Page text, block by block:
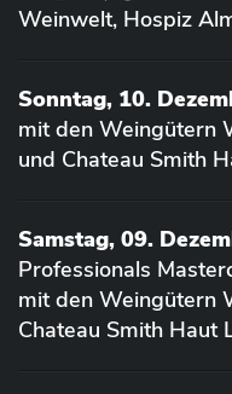
Weinwelt, Hospiz
Sonntag, 10.
mit den Weingütern
und Chateau Smith
Samstag, 09.
Professionals
mit den Weingütern
Chateau Smith Haut